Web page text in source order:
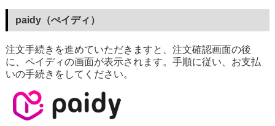
paidy（ぺイディ）
注文手続きを進めていただきますと、注文確認画面の後
に、ペイディの画面が表示されます。手順に従い、お支払
いの手続きをしてください。